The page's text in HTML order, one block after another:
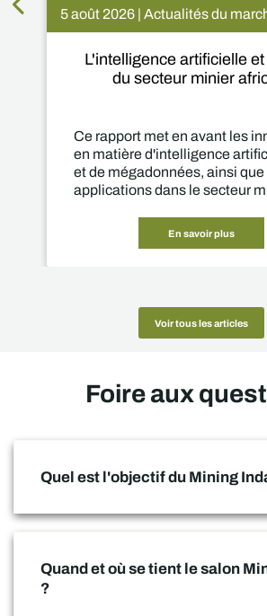
5 août 2026 | Actualités du
L'intelligence artificielle
du secteur minier
Ce rapport met en avant les
en matière d'intelligence
et de mégadonnées, ainsi
applications dans le secteur
En savoir plus
Voir tous les articles
Foire aux
Quel est l'objectif du Mining
Quand et où se tient le salon
?